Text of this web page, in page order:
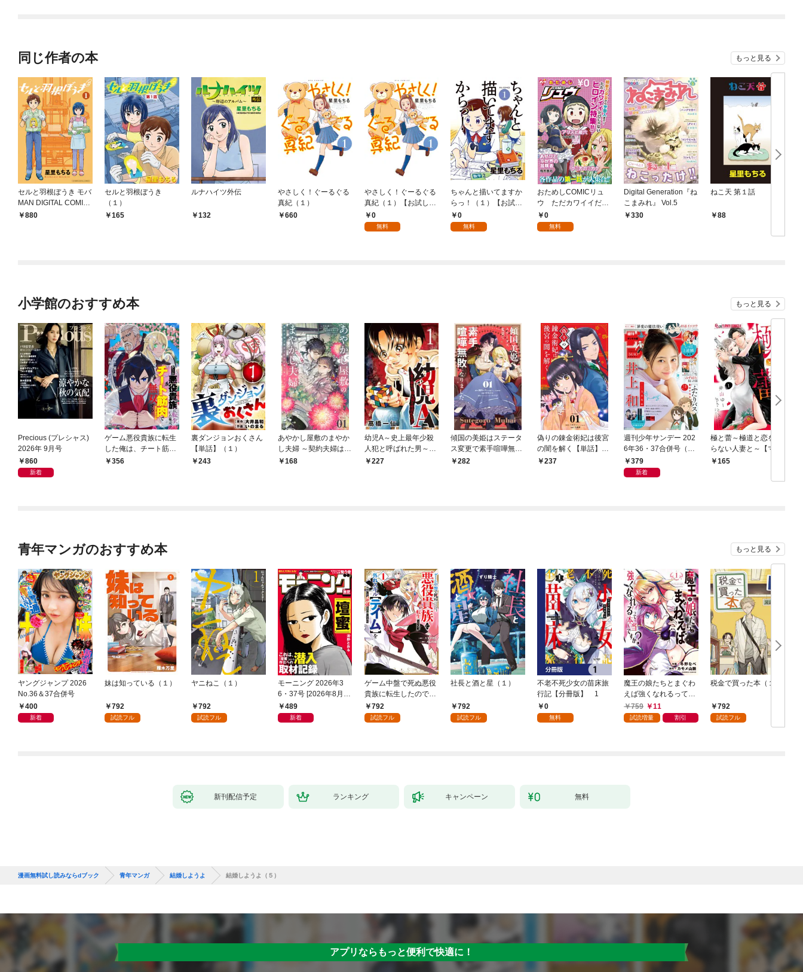
同じ作者の本 もっと見る
セルと羽根ぼうき モバ
MAN DIGITAL COMIC
S（１）
880
セルと羽根ぼうき
（１）
165
ルナハイツ外伝
132
やさしく！ぐーるぐる
真紀（１）
660
やさしく！ぐーるぐる
真紀（１）【お試し
版】
0
無料
ちゃんと描いてますか
らっ！（１）【お試し
版】
0
無料
おためしCOMICリュ
ウ ただカワイイだけ
じゃないヒロイン特
集！！編
0
無料
Digital Generation『ね
こまみれ』 Vol.5
330
ねこ天 第１話
88
小学館のおすすめ本 もっと見る
Precious (プレシャス)
2026年 9月号
860
新着
ゲーム悪役貴族に転生
した俺は、チート筋肉
で無双する【単話】
356
裏ダンジョンおくさん
【単話】（１）
243
あやかし屋敷のまやか
し夫婦 ～契約夫婦は鎌
倉で妖怪の集う家を守
168
幼児A～史上最年少殺
人犯と呼ばれた男～
【単話】（１）
227
傾国の美姫はステータ
ス変更で素手喧嘩無敗
になりました【単話】
282
偽りの錬金術妃は後宮
の闇を解く【単話】
（１）
237
週刊少年サンデー 202
6年36・37合併号（20
26年8月5日発売号）
379
新着
極と蕾～極道と恋を知
らない人妻と～【マイ
クロ】（１）
165
青年マンガのおすすめ本 もっと見る
ヤングジャンプ 2026
No.36＆37合併号
400
新着
妹は知っている（１）
792
試読フル
ヤニねこ（１）
792
試読フル
モーニング 2026年3
6・37号 [2026年8月6
日発売]
489
新着
ゲーム中盤で死ぬ悪役
貴族に転生したので、
外れスキル【テイム】
を駆使して最強を目指
792
試読フル
社長と酒と星（１）
792
試読フル
不老不死少女の苗床旅
行記【分冊版】 1
0
無料
魔王の娘たちとまぐわ
えば強くなれるって本
当ですか？【特典ペー
パー付き】【カラーペ
759 11
試読増量 割引
税金で買った本（１）
792
試読フル
新刊配信予定 ランキング キャンペーン 無料
漫画無料試し読みならdブック 青年マンガ 結婚しようよ 結婚しようよ（５）
アプリならもっと便利で快適に！